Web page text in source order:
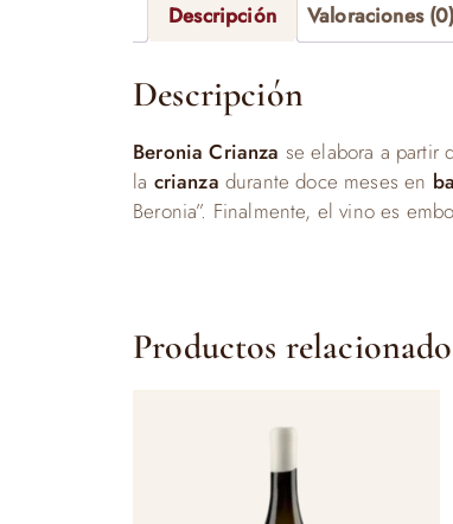
Descripción Valoraciones (0)
Descripción
Beronia Crianza se elabora a partir
la crianza durante doce meses en
Beronia”. Finalmente, el vino es
Productos